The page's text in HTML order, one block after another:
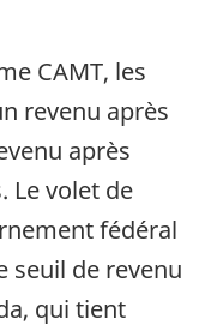
CAMT, les
revenu après
après
Le volet de
fédéral
seuil de revenu
qui tient